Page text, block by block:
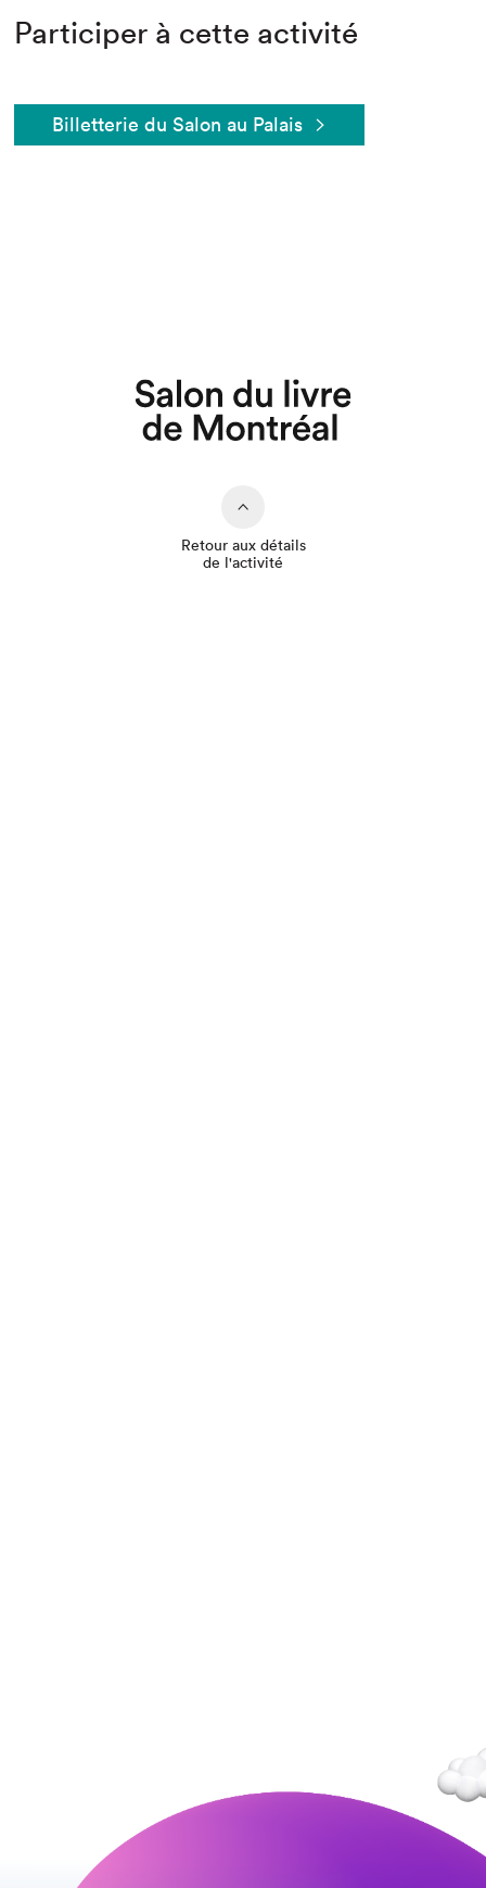
Participer à cette activité
Billetterie du Salon au Palais
Retour aux détails
de l'activité